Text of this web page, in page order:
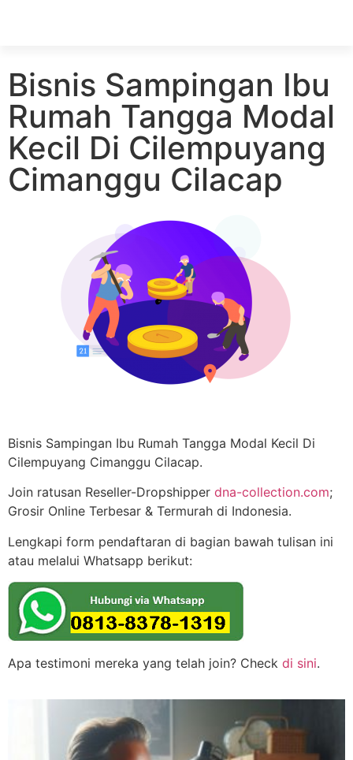
Bisnis Sampingan Ibu
Rumah Tangga Modal
Kecil Di Cilempuyang
Cimanggu Cilacap
Bisnis Sampingan Ibu Rumah Tangga Modal Kecil Di
Cilempuyang Cimanggu Cilacap.
Join ratusan Reseller-Dropshipper dna-collection.com;
Grosir Online Terbesar & Termurah di Indonesia.
Lengkapi form pendaftaran di bagian bawah tulisan ini
atau melalui Whatsapp berikut:
Apa testimoni mereka yang telah join? Check di sini.